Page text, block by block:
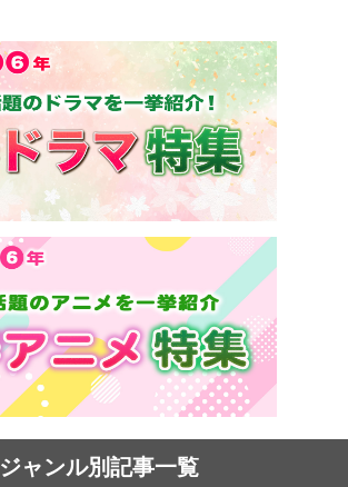
ジャンル別記事一覧